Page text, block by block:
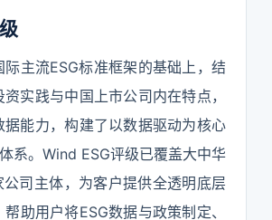
主流ESG标准框架的基础上，结
实践与中国上市公司内在特点，
能力，构建了以数据驱动为核心
系。Wind ESG评级已覆盖大中华
司主体，为客户提供全透明底层
助用户将ESG数据与政策制定、